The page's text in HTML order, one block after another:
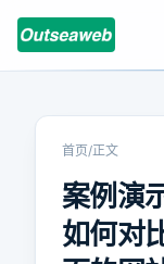
首页/正文
案例演
如何对